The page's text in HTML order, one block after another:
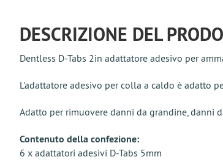
DESCRIZIONE DEL
Dentless D-Tabs 2in adattatore adesivo per
L'adattatore adesivo per colla a caldo è adatto
Adatto per rimuovere danni da grandine, danni
Contenuto della confezione:
6 x adattatori adesivi D-Tabs 5mm